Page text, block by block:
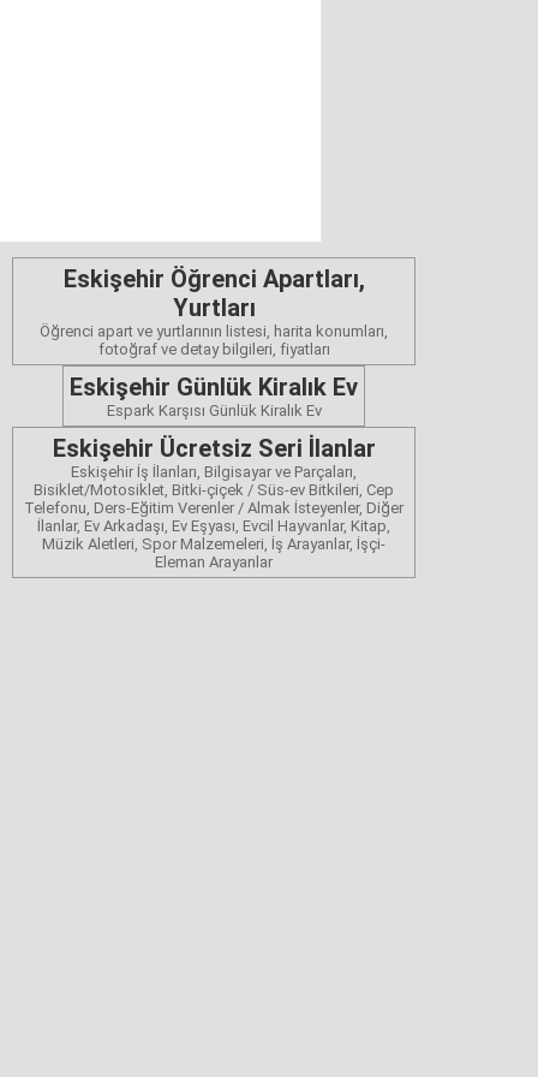
Eskişehir Öğrenci Apartları,
Yurtları
Öğrenci apart ve yurtlarının listesi, harita konumları,
fotoğraf ve detay bilgileri, fiyatları
Eskişehir Günlük Kiralık Ev
Espark Karşısı Günlük Kiralık Ev
Eskişehir Ücretsiz Seri İlanlar
Eskişehir İş İlanları, Bilgisayar ve Parçaları,
Bisiklet/Motosiklet, Bitki-çiçek / Süs-ev Bitkileri, Cep
Telefonu, Ders-Eğitim Verenler / Almak İsteyenler, Diğer
İlanlar, Ev Arkadaşı, Ev Eşyası, Evcil Hayvanlar, Kitap,
Müzik Aletleri, Spor Malzemeleri, İş Arayanlar, İşçi-
Eleman Arayanlar